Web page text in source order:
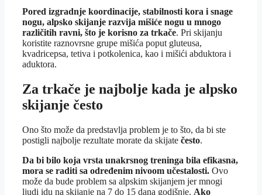
Pored izgradnje koordinacije, stabilnosti kora i snage
nogu, alpsko skijanje razvija mišiće nogu u mnogo
različitih ravni, što je korisno za trkače. Pri skijanju
koristite raznovrsne grupe mišića poput gluteusa,
kvadricepsa, tetiva i potkolenica, kao i mišići abduktora i
aduktora.
Za trkače je najbolje kada je alpsko
skijanje često
Ono što može da predstavlja problem je to što, da bi ste
postigli najbolje rezultate morate da skijate često.
Da bi bilo koja vrsta unakrsnog treninga bila efikasna,
mora se raditi sa određenim nivoom učestalosti. Ovo
može da bude problem sa alpskim skijanjem jer mnogi
ljudi idu na skijanje na 7 do 15 dana godišnje. Ako